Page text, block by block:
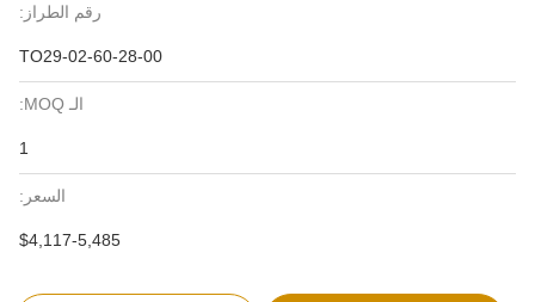
رقم الطراز:
TO29-02-60-28-00
الـ MOQ:
1
السعر:
$4,117-5,485